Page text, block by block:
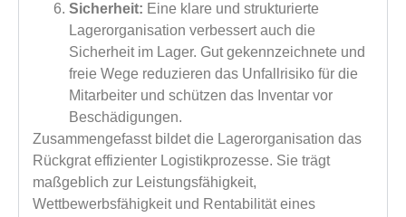
Sicherheit: Eine klare und strukturierte
Lagerorganisation verbessert auch die
Sicherheit im Lager. Gut gekennzeichnete und
freie Wege reduzieren das Unfallrisiko für die
Mitarbeiter und schützen das Inventar vor
Beschädigungen.
Zusammengefasst bildet die Lagerorganisation das
Rückgrat effizienter Logistikprozesse. Sie trägt
maßgeblich zur Leistungsfähigkeit,
Wettbewerbsfähigkeit und Rentabilität eines